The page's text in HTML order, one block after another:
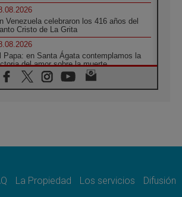
Venezuela celebraron los 416 años del
Cristo de La Grita
Papa: en Santa Ágata contemplamos la
del amor sobre la muerte
XIV visitará el Santuario de la Madre
La Propiedad Los servicios
Difusión